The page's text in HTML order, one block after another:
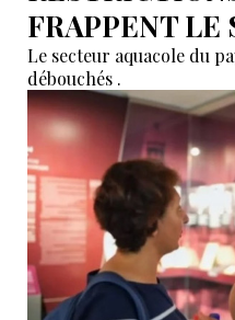
FRAPPENT LE
Le secteur aquacole du
débouchés .